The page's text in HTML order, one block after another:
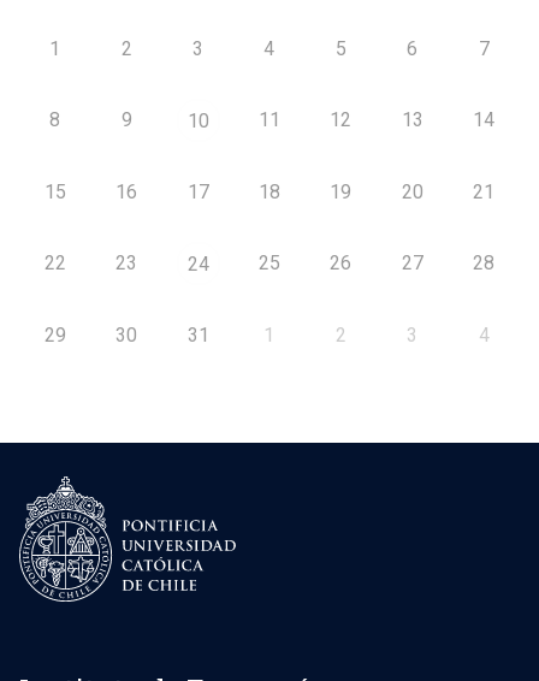
1 2 3 4 5 6 7
8 9 10 11 12 13 14
15 16 17 18 19 20 21
22 23 24 25 26 27 28
29 30 31 1 2 3 4